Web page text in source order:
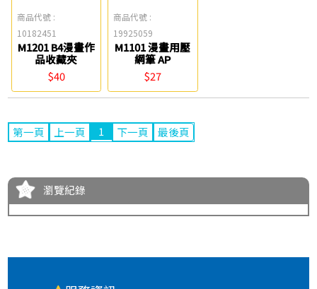
商品代號 :
10182451
M1201 B4漫畫作
品收藏夾
$40
商品代號 :
19925059
M1101 漫畫用壓
網筆 AP
$27
第一頁 上一頁 1 下一頁 最後頁
瀏覽紀錄